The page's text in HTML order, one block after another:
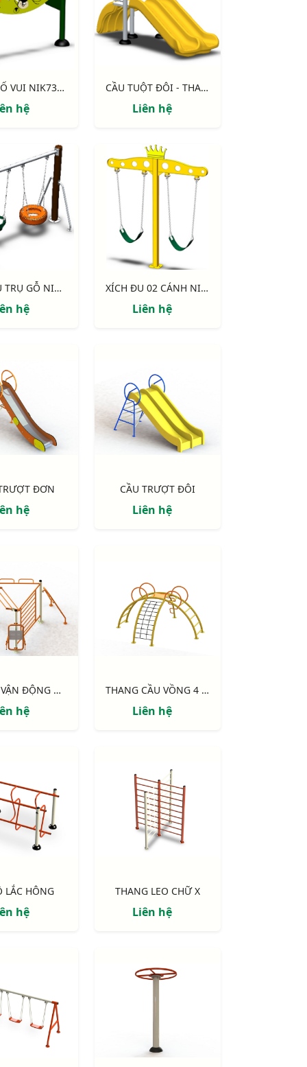
BẢNG ĐỐ VUI NIK731004-2
hệ
CẦU TUỘT ĐÔI - THANG NHỰA NIK5231A
Liên hệ
XÍCH ĐU TRỤ GỖ NIK734447-4
hệ
XÍCH ĐU 02 CÁNH NIK734447-3
Liên hệ
ĐƠN
hệ
CẦU TRƯỢT ĐÔI
Liên hệ
KHUNG VẬN ĐỘNG ĐA NĂNG 3 MẶT
hệ
THANG CẦU VỒNG 4 HƯỚNG
Liên hệ
LẮC HÔNG
hệ
THANG LEO CHỮ X
Liên hệ